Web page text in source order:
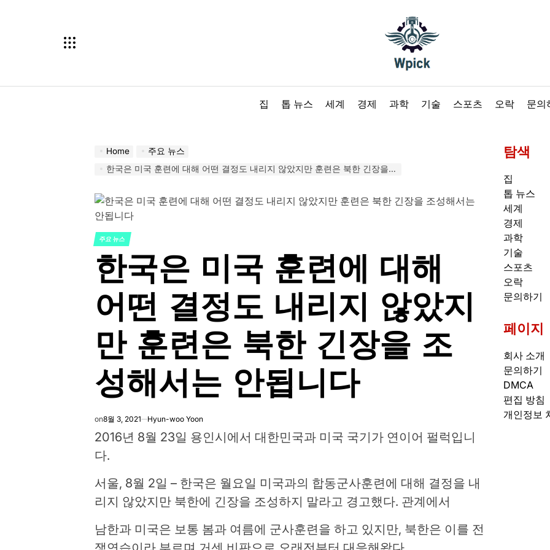
집
톱 뉴스 세계 경제 과학 기술 스포츠 오락 문의
Home
주요 뉴스
한국은 미국 훈련에 대해 어떤 결정도 내리지 않았지만 훈련은 북한 긴장을 조성해서는 안됩니다
POSTED
IN
주요 뉴스
한국은 미국 훈련에 대해
어떤 결정도 내리지 않았지
만 훈련은 북한 긴장을 조
성해서는 안됩니다
on8월 3, 2021 Hyun-woo Yoon
2016년 8월 23일 용인시에서 대한민국과 미국 국기가 연이어 펄럭입니
다.
서울, 8월 2일 – 한국은 월요일 미국과의 합동군사훈련에 대해 결정을 내
리지 않았지만 북한에 긴장을 조성하지 말라고 경고했다. 관계에서
남한과 미국은 보통 봄과 여름에 군사훈련을 하고 있지만, 북한은 이를 전
탐색
집
톱 뉴스
세계
경제
과학
기술
스포츠
오락
문의하기
페이지
회사 소개
문의하기
DMCA
편집 방침
개인정보